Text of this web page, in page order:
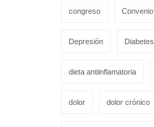
congreso Convenio
Depresión Diabetes
dieta antiinflamatoria
dolor dolor crónico